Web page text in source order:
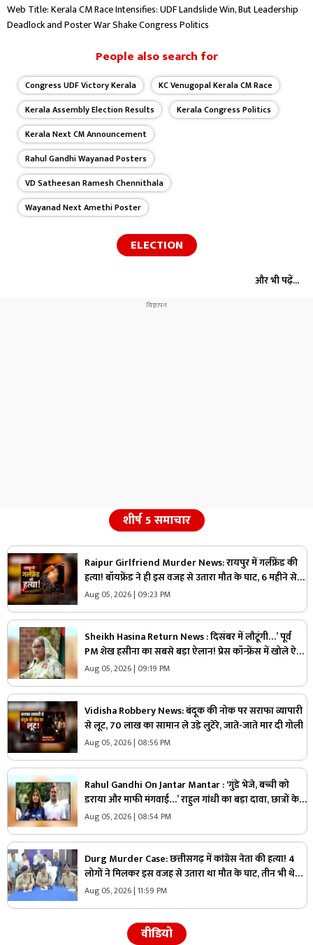
Web Title: Kerala CM Race Intensifies: UDF Landslide Win, But Leadership
Deadlock and Poster War Shake Congress Politics
People also search for
Congress UDF Victory Kerala
KC Venugopal Kerala CM Race
Kerala Assembly Election Results
Kerala Congress Politics
Kerala Next CM Announcement
Rahul Gandhi Wayanad Posters
VD Satheesan Ramesh Chennithala
Wayanad Next Amethi Poster
ELECTION
और भी पढ़ें...
शीर्ष 5 समाचार
Raipur Girlfriend Murder News: रायपुर में गर्लफ्रेंड की
हत्या! बॉयफ्रेंड ने ही इस वजह से उतारा मौत के घाट, 6 महीने से
रह रहे थे लिव इन में
Aug 05, 2026 | 09:23 PM
Sheikh Hasina Return News : दिसंबर में लौटूंगी…’ पूर्व
PM शेख हसीना का सबसे बड़ा ऐलान! प्रेस कॉन्फ्रेंस में खोले ऐसे
राज, मच सकता है सियासी भूचाल
Aug 05, 2026 | 09:19 PM
Vidisha Robbery News: बंदूक की नोक पर सराफा व्यापारी
से लूट, 70 लाख का सामान ले उड़े लुटेरे, जाते-जाते मार दी गोली
Aug 05, 2026 | 08:56 PM
Rahul Gandhi On Jantar Mantar : ‘गुंडे भेजे, बच्ची को
डराया और माफी मंगवाई…’ राहुल गांधी का बड़ा दावा, छात्रों के
साथ खोला मोर्चा
Aug 05, 2026 | 08:54 PM
Durg Murder Case: छत्तीसगढ़ में कांग्रेस नेता की हत्या! 4
लोगों ने मिलकर इस वजह से उतारा था मौत के घाट, तीन भी थे
वारदात में शामिल
Aug 05, 2026 | 11:59 PM
वीडियो